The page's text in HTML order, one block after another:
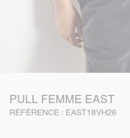
PULL FEMME EAST
RÉFÉRENCE : EAST18VH26